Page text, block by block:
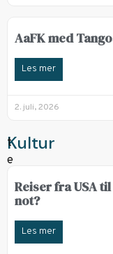
AaFK med
Les mer
2. juli, 2026
Kultur
Reiser fra USA
not?
Les mer